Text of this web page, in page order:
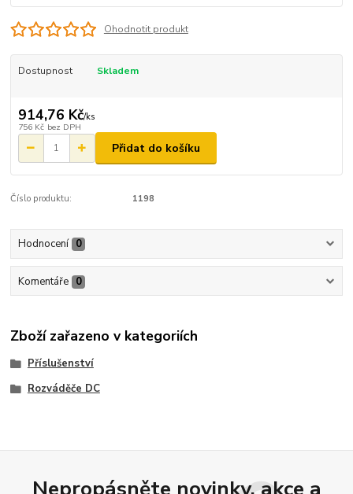
Ohodnotit produkt
Dostupnost Skladem
914,76 Kč/ks
756 Kč bez DPH
Přidat do košíku
Číslo produktu: 1198
Hodnocení 0
Komentáře 0
Zboží zařazeno v kategoriích
Příslušenství
Rozváděče DC